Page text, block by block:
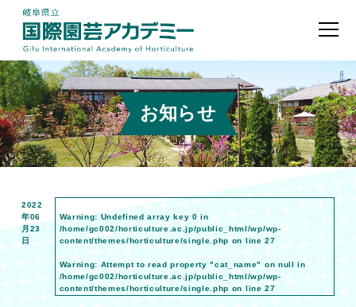
お知らせ
2022
年06
月23
日
Warning: Undefined array key 0 in
/home/gc002/horticulture.ac.jp/public_html/wp/wp-
content/themes/horticulture/single.php on line27
Warning: Attempt to read property "cat_name" on null in
/home/gc002/horticulture.ac.jp/public_html/wp/wp-
content/themes/horticulture/single.php on line27